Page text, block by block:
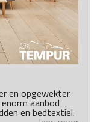
en opgewekter.
aanbod
en bedtextiel.